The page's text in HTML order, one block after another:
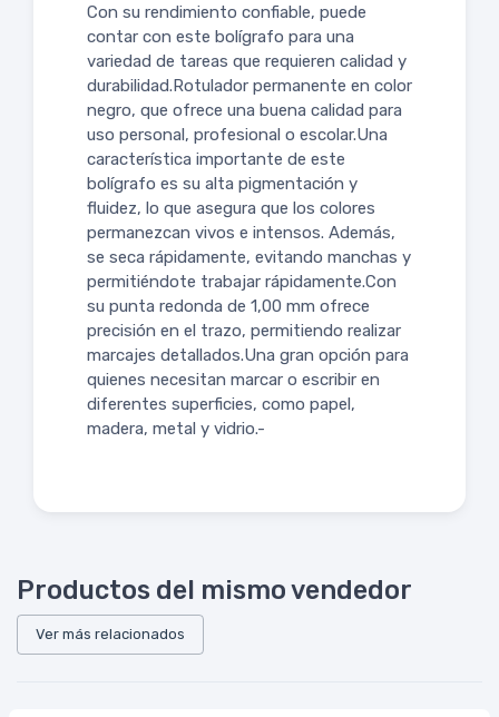
Con su rendimiento confiable, puede
contar con este bolígrafo para una
variedad de tareas que requieren calidad y
durabilidad.Rotulador permanente en color
negro, que ofrece una buena calidad para
uso personal, profesional o escolar.Una
característica importante de este
bolígrafo es su alta pigmentación y
fluidez, lo que asegura que los colores
permanezcan vivos e intensos. Además,
se seca rápidamente, evitando manchas y
permitiéndote trabajar rápidamente.Con
su punta redonda de 1,00 mm ofrece
precisión en el trazo, permitiendo realizar
marcajes detallados.Una gran opción para
quienes necesitan marcar o escribir en
diferentes superficies, como papel,
madera, metal y vidrio.-
Productos del mismo vendedor
Ver más relacionados